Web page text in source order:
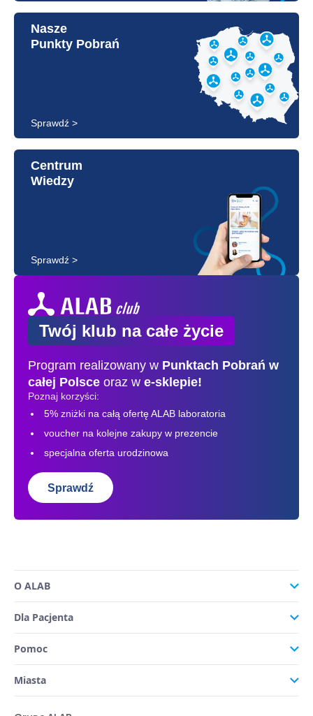
Nasze
Punkty Pobrań
Sprawdź >
Centrum
Wiedzy
Sprawdź >
Twój klub na całe życie
Program realizowany w Punktach Pobrań w
całej Polsce oraz w e-sklepie!
Poznaj korzyści:
5% zniżki na całą ofertę ALAB laboratoria
voucher na kolejne zakupy w prezencie
specjalna oferta urodzinowa
Sprawdź
O ALAB
Dla Pacjenta
Pomoc
Miasta